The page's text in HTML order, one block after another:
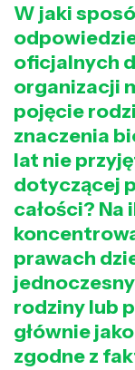
W jaki
oficjalnych
organizacji
pojęcie
znaczenia
lat nie
dotyczącej
całości? Na
prawach
rodziny lub
głównie
zgodne z